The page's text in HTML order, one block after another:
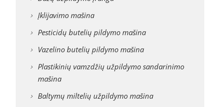
Įklijavimo mašina
Pesticidų butelių pildymo mašina
Vazelino butelių pildymo mašina
Plastikinių vamzdžių užpildymo sandarinimo
mašina
Baltymų miltelių užpildymo mašina